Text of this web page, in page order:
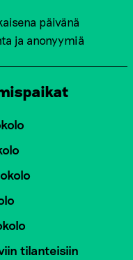
päivänä
ja anonyymiä
tilanteisiin